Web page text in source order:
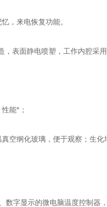
，来电恢复功能。
表面静电喷塑，工作内腔采用
能*；
空纲化玻璃，便于观察；生化
字显示的微电脑温度控制器